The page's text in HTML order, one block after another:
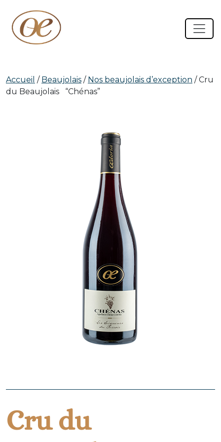
Accueil / Beaujolais / Nos beaujolais d’exception / Cru
du Beaujolais “Chénas”
Cru du